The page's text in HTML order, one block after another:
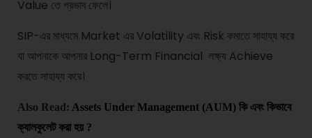
Value তে প্রভাব ফেলে।
SIP-এর মাধ্যমে Market এর Volatility এবং Risk কমাতে সাহায্য করে
যা আপনাকে আপনার Long-Term Financial লক্ষ্য Achieve
করতে সাহায্য করে।
Also Read: Assets Under Management (AUM) কি এবং কিভাবে
ক্যালকুলেট করা হয় ?